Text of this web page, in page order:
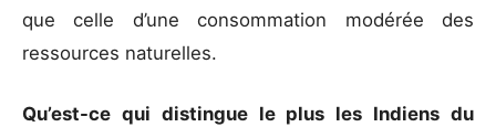
que celle d’une consommation modérée des
ressources naturelles.
Qu’est-ce qui distingue le plus les Indiens du